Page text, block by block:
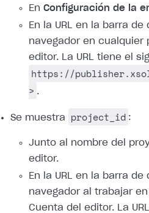
En Configuración de la
En la URL en la barra de
navegador en cualquier
editor. La URL tiene el
https://
> .
Se muestra project_id :
Junto al nombre del
editor.
En la URL en la barra de
navegador al trabajar
Cuenta del editor. La